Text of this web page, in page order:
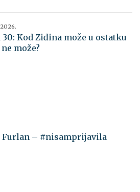
2026.
30: Kod Ziđina može u ostatku
može?
Furlan – #nisamprijavila